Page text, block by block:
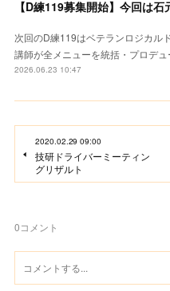
次回のD練119はベテランロジカル
講師が全メニューを統括・プロデ
2026.06.23 10:47
2020.02.29 09:00
技研ドライバーミーティン
グリザルト
0コメント